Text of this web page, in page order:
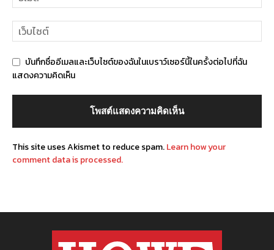
บันทึกชื่ออีเมลและเว็บไซต์ของฉันในเบราว์เซอร์นี้ในครั้งต่อไปที่ฉัน
แสดงความคิดเห็น
This site uses Akismet to reduce spam.Learn how your
comment data is processed.